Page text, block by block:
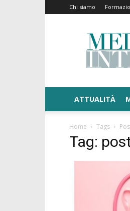
Chi siamo
Medicina
Integrata
ATTUALITÀ
Home Tags
Tag: